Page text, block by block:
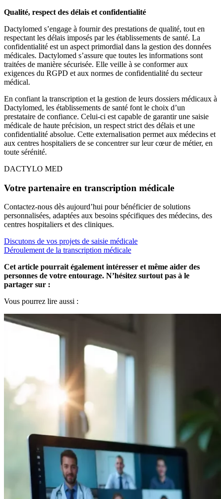
Qualité, respect des délais et confidentialité
Dactylomed s’engage à fournir des prestations de qualité, tout en
respectant les délais imposés par les établissements de santé. La
confidentialité est un aspect primordial dans la gestion des données
médicales. Dactylomed s’assure que toutes les informations sont
traitées de manière sécurisée. Elle veille à se conformer aux
exigences du RGPD et aux normes de confidentialité du secteur
médical.
En confiant la transcription et la gestion de leurs dossiers médicaux à
Dactylomed, les établissements de santé font le choix d’un
prestataire de confiance. Celui-ci est capable de garantir une saisie
médicale de haute précision, un respect strict des délais et une
confidentialité absolue. Cette externalisation permet aux médecins et
aux centres hospitaliers de se concentrer sur leur cœur de métier, en
toute sérénité.
DACTYLO MED
Votre partenaire en transcription médicale
Contactez-nous dès aujourd’hui pour bénéficier de solutions
personnalisées, adaptées aux besoins spécifiques des médecins, des
centres hospitaliers et des cliniques.
Discutons de vos projets de saisie médicale
Déroulement de la transcription médicale
Cet article pourrait également intéresser et même aider des
personnes de votre entourage. N’hésitez surtout pas à le
partager sur :
Vous pourrez lire aussi :